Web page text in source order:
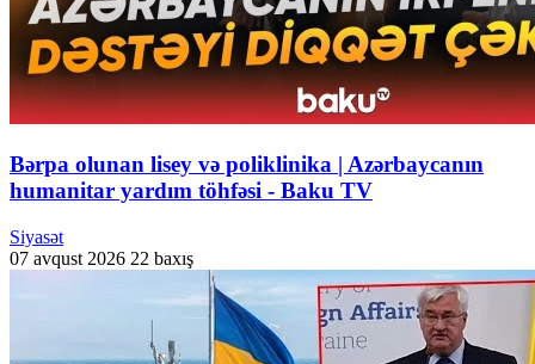
Bərpa olunan lisey və poliklinika | Azərbaycanın
humanitar yardım töhfəsi - Baku TV
Siyasət
07 avqust 2026 22 baxış